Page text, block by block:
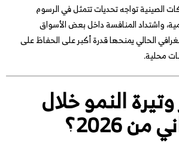
الصينية تواجه تحديات تتمثل في الرسوم
واشتداد المنافسة داخل بعض الأسواق
الحالي يمنحها قدرة أكبر على الحفاظ على
محلية.
النمو خلال
2026؟